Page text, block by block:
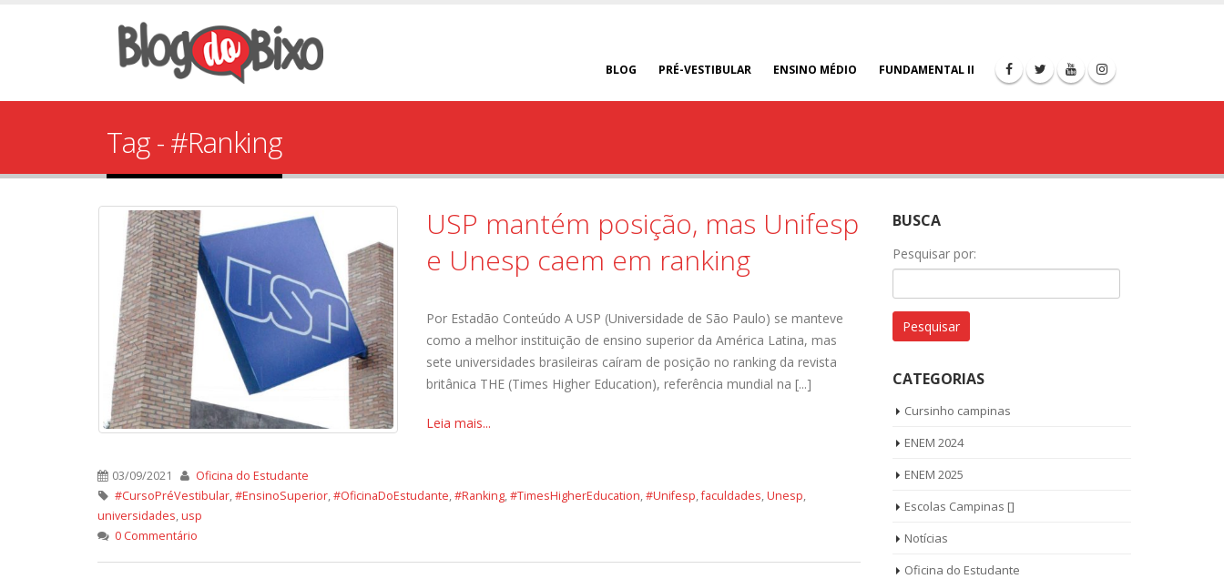
BLOG PRÉ-VESTIBULAR ENSINO MÉDIO FUNDAMENTAL II
Tag - #Ranking
USP mantém posição, mas Unifesp
e Unesp caem em ranking
Por Estadão Conteúdo A USP (Universidade de São Paulo) se manteve
como a melhor instituição de ensino superior da América Latina, mas
sete universidades brasileiras caíram de posição no ranking da revista
britânica THE (Times Higher Education), referência mundial na [...]
Leia mais...
03/09/2021
Oficina do Estudante
#CursoPréVestibular,#EnsinoSuperior,#OficinaDoEstudante,#Ranking,#TimesHigherEducation,#Unifesp,faculdades,Unesp,
universidades,usp
0 Commentário
BUSCA
Pesquisar por:
CATEGORIAS
Cursinho campinas
ENEM 2024
ENEM 2025
Escolas Campinas []
Notícias
Oficina do Estudante